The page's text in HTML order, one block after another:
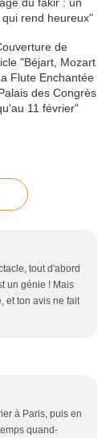
tout d'abord
un génie ! Mais
et ton avis ne fait
à Paris, puis en
quand-